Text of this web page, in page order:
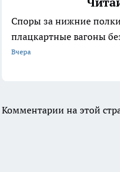
Споры за нижние
плацкартные вагоны
Вчера
Комментарии на этой